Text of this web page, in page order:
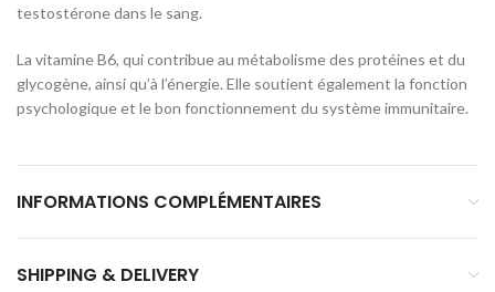
testostérone dans le sang.
La vitamine B6, qui contribue au métabolisme des protéines et du
glycogène, ainsi qu’à l’énergie. Elle soutient également la fonction
psychologique et le bon fonctionnement du système immunitaire.
INFORMATIONS COMPLÉMENTAIRES
SHIPPING & DELIVERY